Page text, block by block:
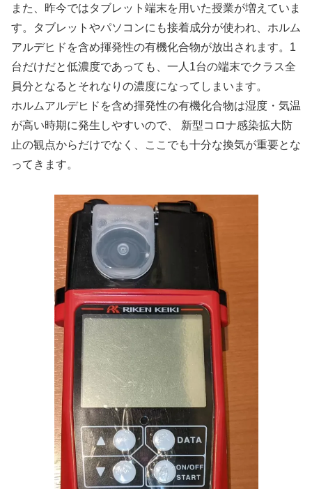
また、昨今ではタブレット端末を用いた授業が増えていま
す。タブレットやパソコンにも接着成分が使われ、ホルム
アルデヒドを含め揮発性の有機化合物が放出されます。1
台だけだと低濃度であっても、一人1台の端末でクラス全
員分となるとそれなりの濃度になってしまいます。
ホルムアルデヒドを含め揮発性の有機化合物は湿度・気温
が高い時期に発生しやすいので、 新型コロナ感染拡大防
止の観点からだけでなく、ここでも十分な換気が重要とな
ってきます。